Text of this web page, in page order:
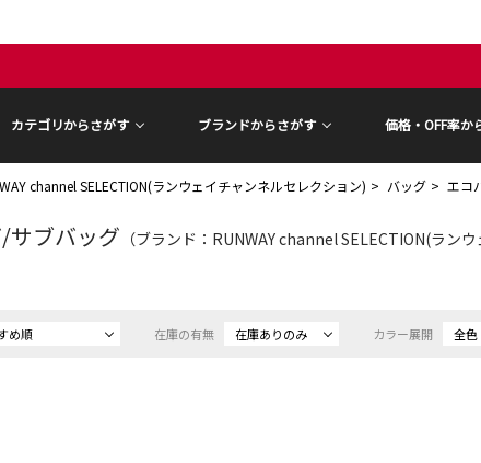
カテゴリからさがす ブランドからさがす 価格・OFF率か
channel SELECTION(ランウェイチャンネルセレクション) バッグ エコ
サブバッグ （ブランド：RUNWAY channel SELECTION(ラン
め順 在庫の有無 在庫ありのみ カラー展開 全色